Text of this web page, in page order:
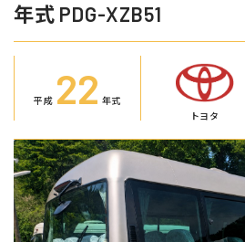
年式 PDG-XZB51
平成 22 年式
トヨタ